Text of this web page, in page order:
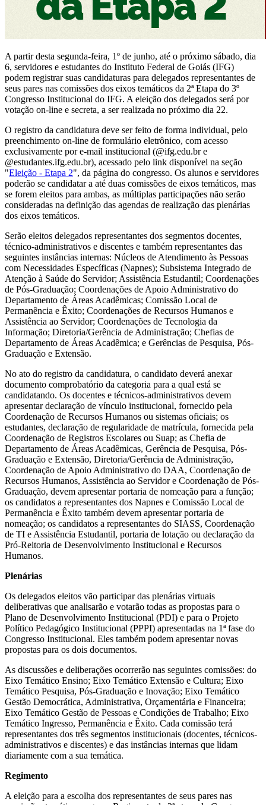
A partir desta segunda-feira, 1º de junho, até o próximo sábado, dia
6, servidores e estudantes do Instituto Federal de Goiás (IFG)
podem registrar suas candidaturas para delegados representantes de
seus pares nas comissões dos eixos temáticos da 2ª Etapa do 3º
Congresso Institucional do IFG. A eleição dos delegados será por
votação on-line e secreta, a ser realizada no próximo dia 22.
O registro da candidatura deve ser feito de forma individual, pelo
preenchimento on-line de formulário eletrônico, com acesso
exclusivamente por e-mail institucional (@ifg.edu.br e
@estudantes.ifg.edu.br), acessado pelo link disponível na seção
"Eleição - Etapa 2", da página do congresso. Os alunos e servidores
poderão se candidatar a até duas comissões de eixos temáticos, mas
se forem eleitos para ambas, as múltiplas participações não serão
consideradas na definição das agendas de realização das plenárias
dos eixos temáticos.
Serão eleitos delegados representantes dos segmentos docentes,
técnico-administrativos e discentes e também representantes das
seguintes instâncias internas: Núcleos de Atendimento às Pessoas
com Necessidades Específicas (Napnes); Subsistema Integrado de
Atenção à Saúde do Servidor; Assistência Estudantil; Coordenações
de Pós-Graduação; Coordenações de Apoio Administrativo do
Departamento de Áreas Acadêmicas; Comissão Local de
Permanência e Êxito; Coordenações de Recursos Humanos e
Assistência ao Servidor; Coordenações de Tecnologia da
Informação; Diretoria/Gerência de Administração; Chefias de
Departamento de Áreas Acadêmica; e Gerências de Pesquisa, Pós-
Graduação e Extensão.
No ato do registro da candidatura, o candidato deverá anexar
documento comprobatório da categoria para a qual está se
candidatando. Os docentes e técnicos-administrativos devem
apresentar declaração de vínculo institucional, fornecido pela
Coordenação de Recursos Humanos ou sistemas oficiais; os
estudantes, declaração de regularidade de matrícula, fornecida pela
Coordenação de Registros Escolares ou Suap; as Chefia de
Departamento de Áreas Acadêmicas, Gerência de Pesquisa, Pós-
Graduação e Extensão, Diretoria/Gerência de Administração,
Coordenação de Apoio Administrativo do DAA, Coordenação de
Recursos Humanos, Assistência ao Servidor e Coordenação de Pós-
Graduação, devem apresentar portaria de nomeação para a função;
os candidatos a representantes dos Napnes e Comissão Local de
Permanência e Êxito também devem apresentar portaria de
nomeação; os candidatos a representantes do SIASS, Coordenação
de TI e Assistência Estudantil, portaria de lotação ou declaração da
Pró-Reitoria de Desenvolvimento Institucional e Recursos
Humanos.
Plenárias
Os delegados eleitos vão participar das plenárias virtuais
deliberativas que analisarão e votarão todas as propostas para o
Plano de Desenvolvimento Institucional (PDI) e para o Projeto
Político Pedagógico Institucional (PPPI) apresentadas na 1ª fase do
Congresso Institucional. Eles também podem apresentar novas
propostas para os dois documentos.
As discussões e deliberações ocorrerão nas seguintes comissões: do
Eixo Temático Ensino; Eixo Temático Extensão e Cultura; Eixo
Temático Pesquisa, Pós-Graduação e Inovação; Eixo Temático
Gestão Democrática, Administrativa, Orçamentária e Financeira;
Eixo Temático Gestão de Pessoas e Condições de Trabalho; Eixo
Temático Ingresso, Permanência e Êxito. Cada comissão terá
representantes dos três segmentos institucionais (docentes, técnicos-
administrativos e discentes) e das instâncias internas que lidam
diariamente com a sua temática.
Regimento
A eleição para a escolha dos representantes de seus pares nas